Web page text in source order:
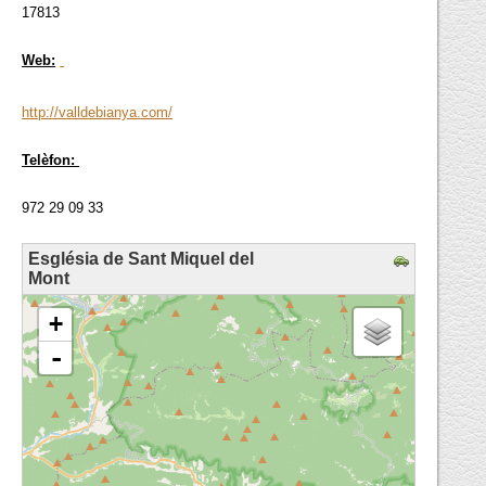
17813
Web:
http://valldebianya.com/
Telèfon:
972 29 09 33
Església de Sant Miquel del
Mont
loading map - please wait...
+
-